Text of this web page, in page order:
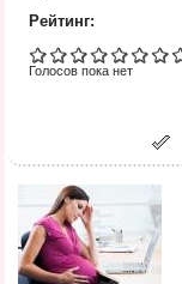
Рейтинг:
Голосов пока нет